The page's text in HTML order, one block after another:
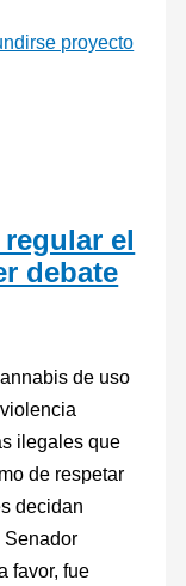
proyecto
el
debate
de uso
ilegales que
de respetar
decidan
Senador
favor, fue